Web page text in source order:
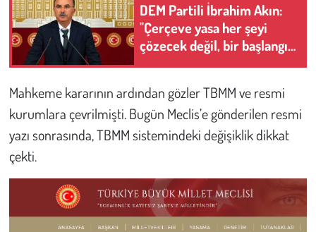
DEM Partili İbrahim Akın:
"Çerçeve yasa her şeyi
çözecek değil, bir başlangıç
yasası"
Mahkeme kararının ardından gözler TBMM ve resmi
kurumlara çevrilmişti. Bugün Meclis’e gönderilen resmi
yazı sonrasında, TBMM sistemindeki değişiklik dikkat
çekti.